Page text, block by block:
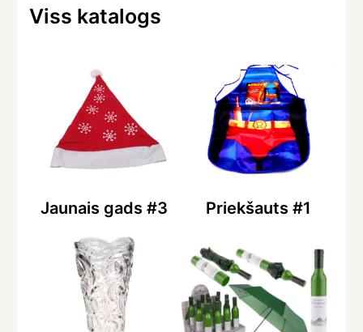
Viss katalogs
Jaunais gads #3 Priekšauts #1